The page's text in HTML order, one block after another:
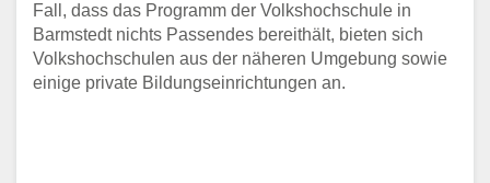
Fall, dass das Programm der Volkshochschule in
Barmstedt nichts Passendes bereithält, bieten sich
Volkshochschulen aus der näheren Umgebung sowie
einige private Bildungseinrichtungen an.